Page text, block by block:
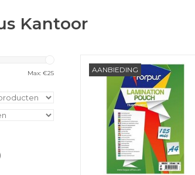
Kantoor
Max: €25 AANBIEDING
transparant A4, 125mic, 100st.
TOEVOEGEN AAN
WINKELWAGEN